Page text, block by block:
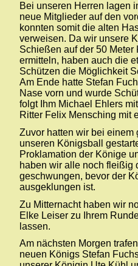
Bei unseren Herren lagen
neue Mitglieder auf den
konnten somit die alten
verweisen. Da wir unsere
Schießen auf der 50
ermitteln, haben auch die
Schützen die Möglichkeit
Am Ende hatte Stefan
Nase vorn und wurde
folgt Ihm Michael Ehlers
Ritter Felix Mensching mit
Zuvor hatten wir bei einem
unseren Königsball
Proklamation der Könige
haben wir alle noch fleißig
geschwungen, bevor der
ausgeklungen ist.
Zu Mitternacht haben wir
Elke Leiser zu Ihrem
lassen.
Am nächsten Morgen
neuen Königs Stefan